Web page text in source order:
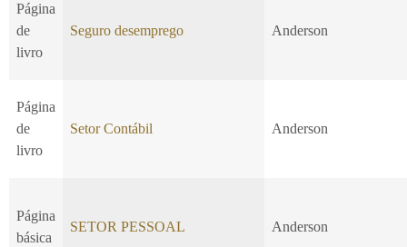
Página
de
livro
Seguro desemprego Anderson
Página
de
livro
Setor Contábil Anderson
Página
básica
SETOR PESSOAL Anderson